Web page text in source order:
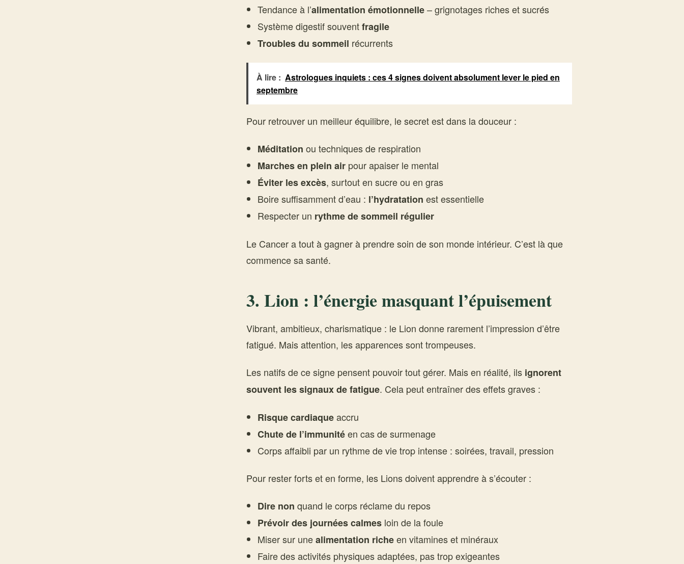
Tendance à l’alimentation émotionnelle– grignotages riches et sucrés
Système digestif souventfragile
Troubles du sommeil récurrents
À lire : Astrologues inquiets : ces 4 signes doivent absolument lever le pied en
septembre
Pour retrouver un meilleur équilibre, le secret est dans la douceur :
Méditation ou techniques de respiration
Marches en plein airpour apaiser le mental
Éviter les excès, surtout en sucre ou en gras
Boire suffisamment d’eau : l’hydratation est essentielle
Respecter un rythme de sommeil régulier
Le Cancer a tout à gagner à prendre soin de son monde intérieur. C’est là que
commence sa santé.
3. Lion : l’énergie masquant l’épuisement
Vibrant, ambitieux, charismatique : le Lion donne rarement l’impression d’être
fatigué. Mais attention, les apparences sont trompeuses.
Les natifs de ce signe pensent pouvoir tout gérer. Mais en réalité, ils ignorent
souvent les signaux de fatigue. Cela peut entraîner des effets graves :
Risque cardiaqueaccru
Chute de l’immunitéen cas de surmenage
Corps affaibli par un rythme de vie trop intense : soirées, travail, pression
Pour rester forts et en forme, les Lions doivent apprendre à s’écouter :
Dire non quand le corps réclame du repos
Prévoir des journées calmesloin de la foule
Miser sur unealimentation richeen vitamines et minéraux
Faire des activités physiques adaptées, pas trop exigeantes